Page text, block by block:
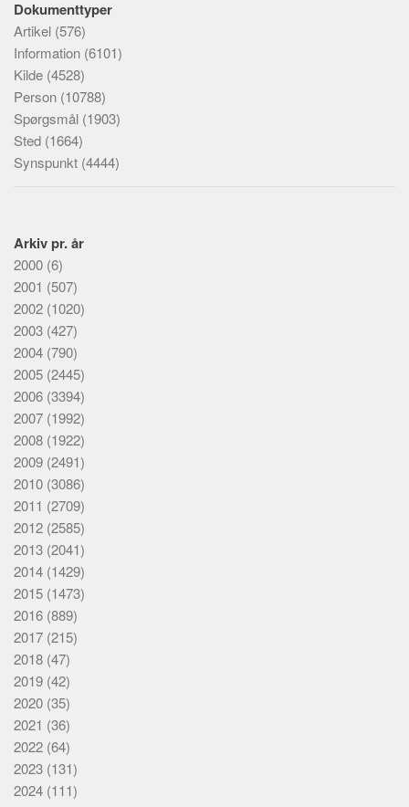
Dokumenttyper
Artikel (576)
Information (6101)
Kilde (4528)
Person (10788)
Spørgsmål (1903)
Sted (1664)
Synspunkt (4444)
Arkiv pr. år
2000 (6)
2001 (507)
2002 (1020)
2003 (427)
2004 (790)
2005 (2445)
2006 (3394)
2007 (1992)
2008 (1922)
2009 (2491)
2010 (3086)
2011 (2709)
2012 (2585)
2013 (2041)
2014 (1429)
2015 (1473)
2016 (889)
2017 (215)
2018 (47)
2019 (42)
2020 (35)
2021 (36)
2022 (64)
2023 (131)
2024 (111)